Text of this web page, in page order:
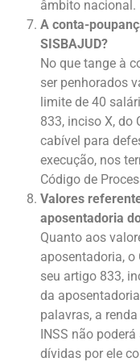
âmbito nacional.
A conta-
SISBAJUD?
No que tange à
ser penhorados
limite de 40
833, inciso X, do
cabível para
execução, nos
Código de
Valores
aposentadoria
Quanto aos
aposentadoria, o
seu artigo 833,
da
palavras, a
INSS não
dívidas por ele